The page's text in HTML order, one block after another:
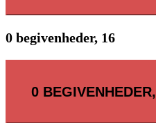
0 begivenheder, 16
0 BEGIVENHEDER,